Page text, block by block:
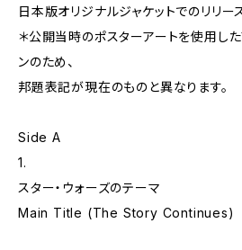
日本版オリジナルジャケットでのリリース
＊公開当時のポスターアートを使用し
ンのため、
邦題表記が現在のものと異なります。
Side A
1.
スター・ウォーズのテーマ
Main Title (The Story Continues)